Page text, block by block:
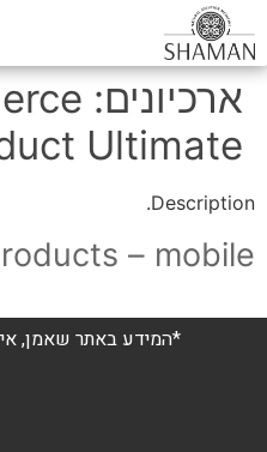
ארכיונים:
Ultimate
Description.
– mobile
*המידע באתר שאמן,